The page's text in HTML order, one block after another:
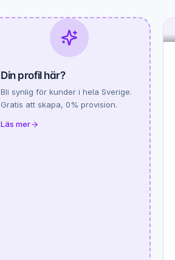
Din profil här?
Bli synlig för kunder i hela Sverige.
Gratis att skapa, 0% provision.
Läs mer